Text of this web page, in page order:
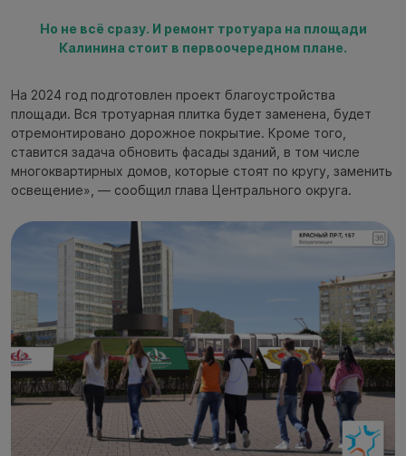
Но не всё сразу. И ремонт тротуара на площади
Калинина стоит в первоочередном плане.
На 2024 год подготовлен проект благоустройства
площади. Вся тротуарная плитка будет заменена, будет
отремонтировано дорожное покрытие. Кроме того,
ставится задача обновить фасады зданий, в том числе
многоквартирных домов, которые стоят по кругу, заменить
освещение», — сообщил глава Центрального округа.